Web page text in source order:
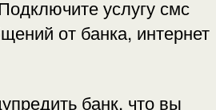
услугу смс
от банка, интернет